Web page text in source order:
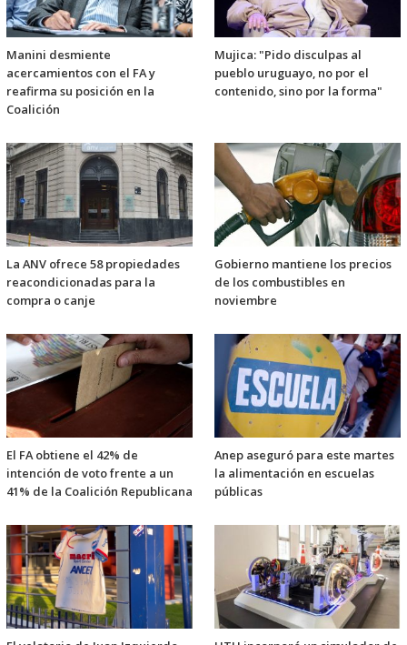
Manini desmiente
acercamientos con el FA y
reafirma su posición en la
Coalición
Mujica: "Pido disculpas al
pueblo uruguayo, no por el
contenido, sino por la forma"
La ANV ofrece 58 propiedades
reacondicionadas para la
compra o canje
Gobierno mantiene los precios
de los combustibles en
noviembre
El FA obtiene el 42% de
intención de voto frente a un
41% de la Coalición Republicana
Anep aseguró para este martes
la alimentación en escuelas
públicas